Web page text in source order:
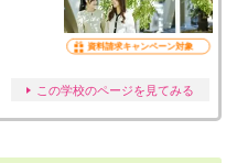
資料請求キャンペーン対象
この学校のページを見てみる